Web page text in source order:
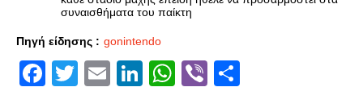
συναισθήματα του παίκτη
Πηγή είδησης : gonintendo
Facebook
Twitter
EmailLinkedIn
WhatsApp
Viber